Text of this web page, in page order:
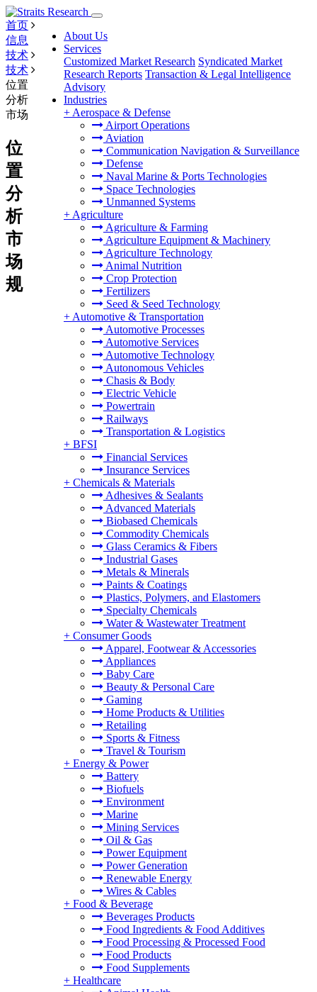
About Us
Services
Customized Market Research Syndicated Market
Research Reports Transaction & Legal Intelligence
Advisory
Industries
+ Aerospace & Defense
Airport Operations
Aviation
Communication Navigation & Surveillance
Defense
Naval Marine & Ports Technologies
Space Technologies
Unmanned Systems
+ Agriculture
Agriculture & Farming
Agriculture Equipment & Machinery
Agriculture Technology
Animal Nutrition
Crop Protection
Fertilizers
Seed & Seed Technology
+ Automotive & Transportation
Automotive Processes
Automotive Services
Automotive Technology
Autonomous Vehicles
Chasis & Body
Electric Vehicle
Powertrain
Railways
Transportation & Logistics
+ BFSI
Financial Services
Insurance Services
+ Chemicals & Materials
Adhesives & Sealants
Advanced Materials
Biobased Chemicals
Commodity Chemicals
Glass Ceramics & Fibers
Industrial Gases
Metals & Minerals
Paints & Coatings
Plastics, Polymers, and Elastomers
Specialty Chemicals
Water & Wastewater Treatment
+ Consumer Goods
Apparel, Footwear & Accessories
Appliances
Baby Care
Beauty & Personal Care
Gaming
Home Products & Utilities
Retailing
Sports & Fitness
Travel & Tourism
+ Energy & Power
Battery
Biofuels
Environment
Marine
Mining Services
Oil & Gas
Power Equipment
Power Generation
Renewable Energy
Wires & Cables
+ Food & Beverage
Beverages Products
Food Ingredients & Food Additives
Food Processing & Processed Food
Food Products
Food Supplements
+ Healthcare
首页
信息
技术
技术
位置
分析
市场
位
置
分
析
市
场
规